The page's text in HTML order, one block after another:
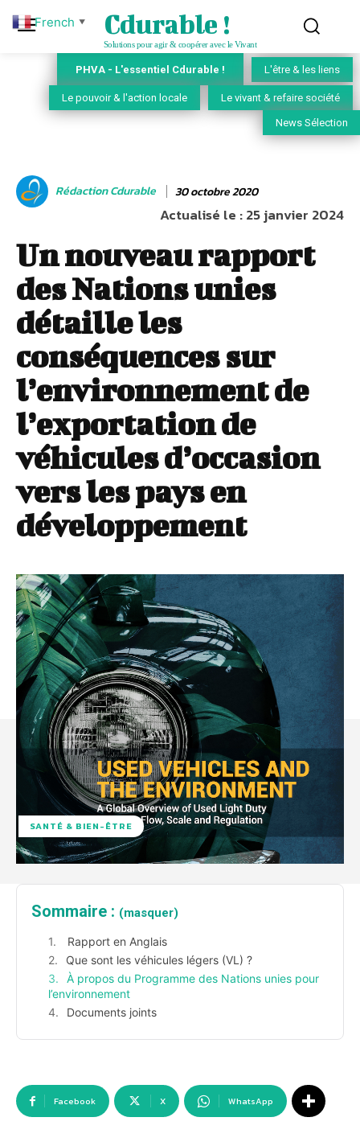
Cdurable !
Solutions pour agir & coopérer avec le Vivant
PHVA - L'essentiel Cdurable ! L'être & les liens
Le pouvoir & l'action locale Le vivant & refaire société
News Sélection
Rédaction Cdurable 30 octobre 2020
Actualisé le :25 janvier 2024
Un nouveau rapport
des Nations unies
détaille les
conséquences sur
l’environnement de
l’exportation de
véhicules d’occasion
vers les pays en
développement
SANTÉ & BIEN-ÊTRE
Sommaire : (masquer)
Rapport en Anglais
Que sont les véhicules légers (VL) ?
À propos du Programme des Nations unies pour
l’environnement
Documents joints
Facebook X WhatsApp
French ▼